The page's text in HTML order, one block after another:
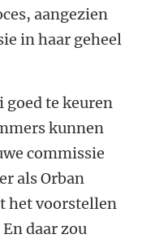
aangezien
in haar geheel
goed te keuren
kunnen
commissie
als Orban
het voorstellen
daar zou